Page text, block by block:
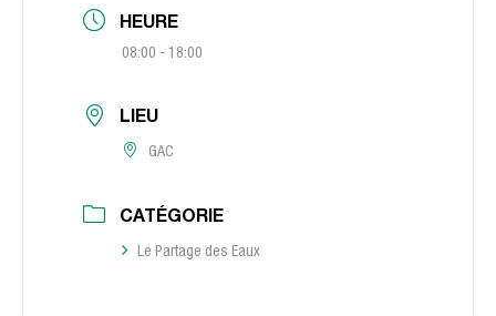
HEURE
08:00 - 18:00
LIEU
GAC
CATÉGORIE
Le Partage des Eaux